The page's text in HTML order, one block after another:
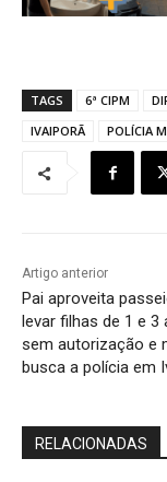
TAGS 6ª CIPM
IVAIPORÃ
POLÍCIA
Artigo anterior
Pai aproveita
levar filhas de 1 e 3
sem autorização e
busca a polícia em
RELACIONADAS